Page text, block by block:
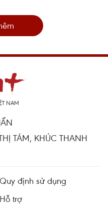
NAM
TÁM, KHÚC THANH
Quy định sử dụng
Hỗ trợ